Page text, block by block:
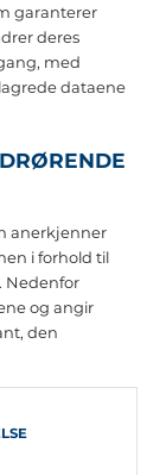
garanterer
deres
med
dataene
anerkjenner
i forhold til
Nedenfor
og angir
den